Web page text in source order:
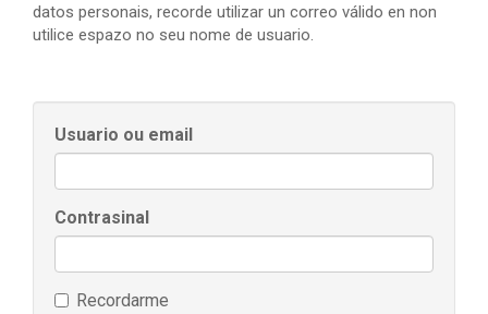
datos personais, recorde utilizar un correo válido en non
utilice espazo no seu nome de usuario.
Usuario ou email
Contrasinal
Recordarme